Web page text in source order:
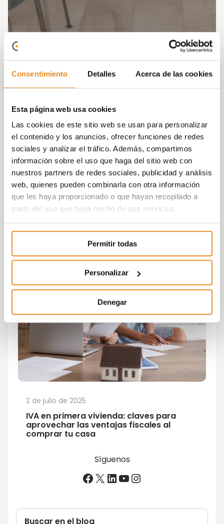
Consentimiento Detalles Acerca de las cookies
Esta página web usa cookies
Las cookies de este sitio web se usan para personalizar
el contenido y los anuncios, ofrecer funciones de redes
sociales y analizar el tráfico. Además, compartimos
información sobre el uso que haga del sitio web con
nuestros partners de redes sociales, publicidad y análisis
web, quienes pueden combinarla con otra información
que les haya proporcionado o que hayan recopilado a
partir del uso que haya hecho de sus servicios.
Permitir todas
Personalizar
Denegar
IVA en primera vivienda: claves para
aprovechar las ventajas fiscales al
comprar tu casa
2 de julio de 2025
Síguenos
Facebook
X LinkedIn
YouTube
Instagram
Buscar en el blog